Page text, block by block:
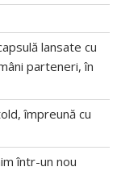
lansate cu
parteneri, în
împreună cu
într-un nou